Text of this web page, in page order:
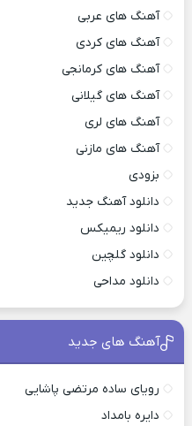
آهنگ های عربی
آهنگ های کردی
آهنگ های کرمانجی
آهنگ های گیلانی
آهنگ های لری
آهنگ های مازنی
بزودی
دانلود آهنگ جدید
دانلود ریمیکس
دانلود گلچین
دانلود مداحی
آهنگ های جدید
رویای ساده مرتضی پاشایی
دایره بامداد